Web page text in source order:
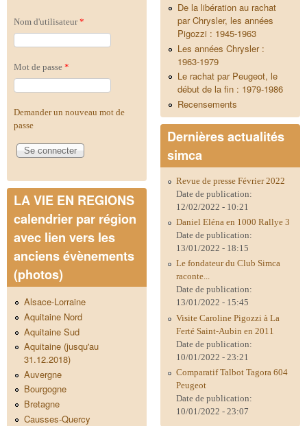
Nom d'utilisateur*
Mot de passe *
Demander un nouveau mot de
passe
LA VIE EN REGIONS
calendrier par région
avec lien vers les
anciens évènements
(photos)
Alsace-Lorraine
Aquitaine Nord
Aquitaine Sud
Aquitaine (jusqu'au
31.12.2018)
Auvergne
Bourgogne
Bretagne
Causses-Quercy
De la libération au rachat
par Chrysler, les années
Pigozzi : 1945-1963
Les années Chrysler :
1963-1979
Le rachat par Peugeot, le
début de la fin : 1979-1986
Recensements
Dernières actualités
simca
Revue de presse Février 2022
Date de publication:
12/02/2022 - 10:21
Daniel Eléna en 1000 Rallye 3
Date de publication:
13/01/2022 - 18:15
Le fondateur du Club Simca
raconte...
Date de publication:
13/01/2022 - 15:45
Visite Caroline Pigozzi à La
Ferté Saint-Aubin en 2011
Date de publication:
10/01/2022 - 23:21
Comparatif Talbot Tagora 604
Peugeot
Date de publication:
10/01/2022 - 23:07